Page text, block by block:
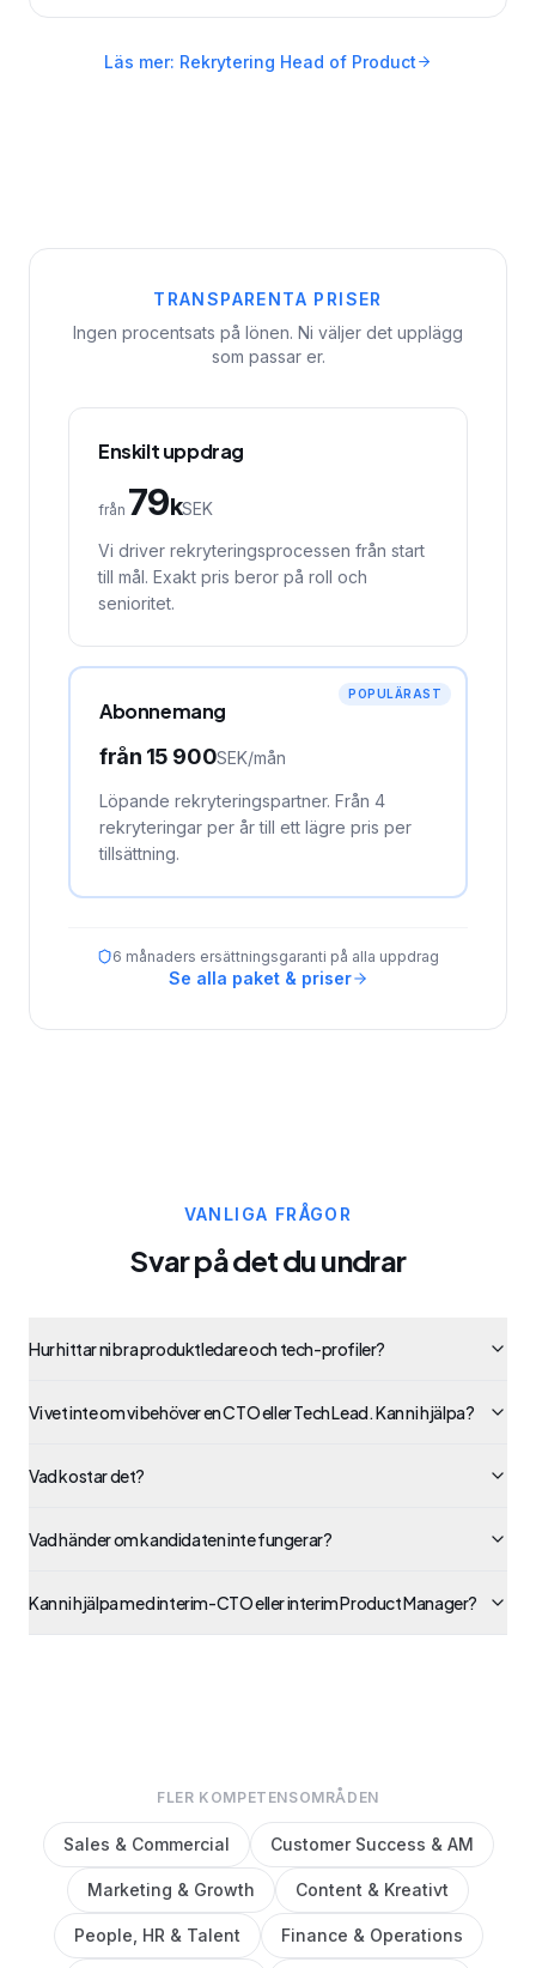
Läs mer: Rekrytering Head of Product
TRANSPARENTA PRISER
Ingen procentsats på lönen. Ni väljer det upplägg
som passar er.
Enskilt uppdrag
från 79kSEK
Vi driver rekryteringsprocessen från start
till mål. Exakt pris beror på roll och
senioritet.
POPULÄRAST
Abonnemang
från 15 900SEK/mån
Löpande rekryteringspartner. Från 4
rekryteringar per år till ett lägre pris per
tillsättning.
6 månaders ersättningsgaranti på alla uppdrag
Se alla paket & priser
VANLIGA FRÅGOR
Svar på det du undrar
Hur hittar ni bra produktledare och tech-profiler?
Vi vet inte om vi behöver en CTO eller Tech Lead. Kan ni hjälpa?
Vad kostar det?
Vad händer om kandidaten inte fungerar?
Kan ni hjälpa med interim-CTO eller interim Product Manager?
FLER KOMPETENSOMRÅDEN
Sales & Commercial Customer Success & AM
Marketing & Growth Content & Kreativt
People, HR & Talent Finance & Operations